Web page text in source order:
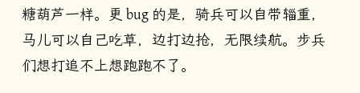
糖葫芦一样。更 bug 的是，骑兵可以自带辎重，
马儿可以自己吃草，边打边抢，无限续航。步兵
们想打追不上想跑跑不了。